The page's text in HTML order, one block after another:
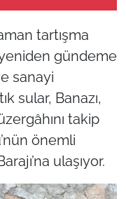
tartışma
gündeme
sanayi
sular, Banazı,
takip
önemli
ulaşıyor.